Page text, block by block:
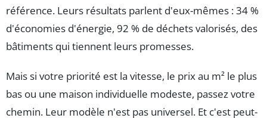
référence. Leurs résultats parlent d'eux-mêmes : 34 %
d'économies d'énergie, 92 % de déchets valorisés, des
bâtiments qui tiennent leurs promesses.
Mais si votre priorité est la vitesse, le prix au m² le plus
bas ou une maison individuelle modeste, passez votre
chemin. Leur modèle n'est pas universel. Et c'est peut-